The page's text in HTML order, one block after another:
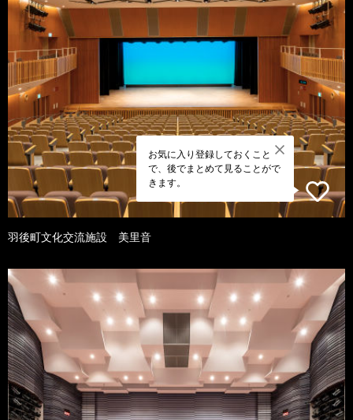
お気に入り登録しておくこと
で、後でまとめて見ることがで
きます。
羽後町文化交流施設 美里音